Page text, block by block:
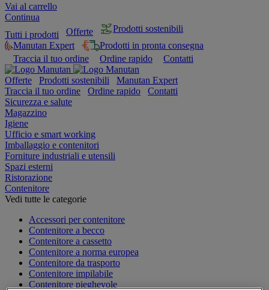
Vai al carrello
Continua
Tutti i prodotti
Offerte
Prodotti sostenibili
Manutan Expert
Prodotti in pronta consegna
Traccia il tuo ordine
Ordine rapido Contatti
Offerte Prodotti sostenibili
Manutan Expert
Traccia il tuo ordine
Ordine rapido
Contatti
Sicurezza e salute
Magazzino
Igiene
Ufficio e smart working
Imballaggio e contenitori
Forniture industriali e utensili
Spazi esterni
Ristorazione
Contenitore
Vedi tutte le categorie
Accessori per contenitore
Contenitore a becco
Contenitore a cassetto
Contenitore a norma europea
Contenitore da trasporto
Contenitore impilabile
Contenitore pieghevole